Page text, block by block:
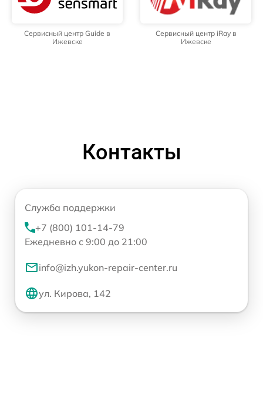
Сервисный центр Guide в
Ижевске
Сервисный центр iRay в
Ижевске
Контакты
Служба поддержки
+7 (800) 101-14-79
Ежедневно с 9:00 до 21:00
info@izh.yukon-repair-center.ru
ул. Кирова, 142